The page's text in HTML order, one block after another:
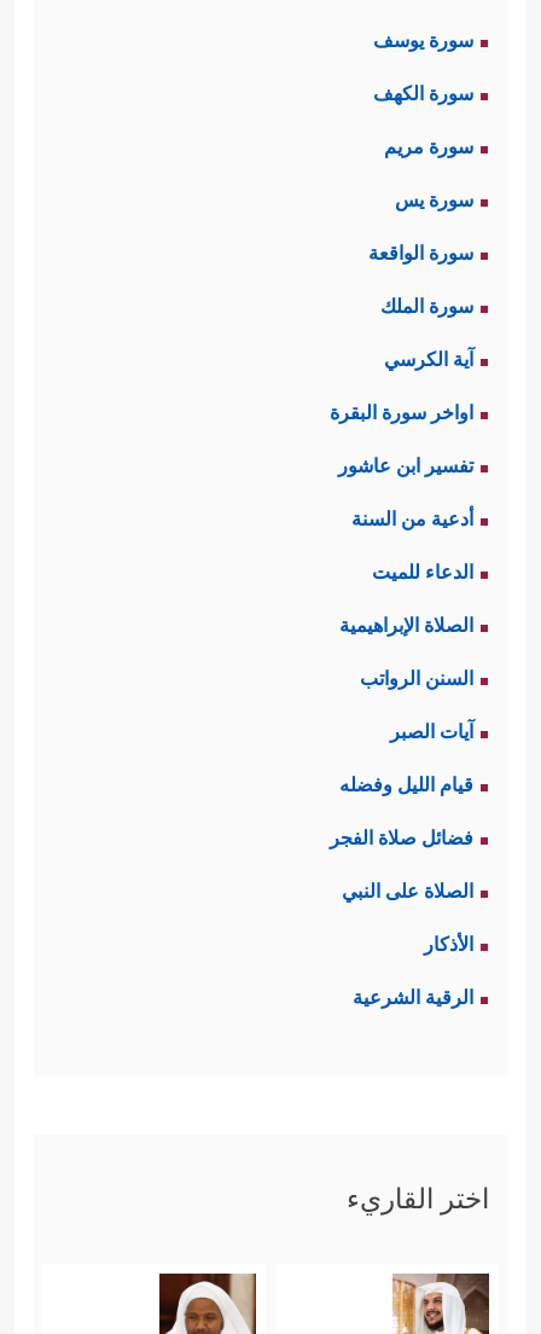
سورة يوسف
سورة الكهف
سورة مريم
سورة يس
سورة الواقعة
سورة الملك
آية الكرسي
اواخر سورة البقرة
تفسير ابن عاشور
أدعية من السنة
الدعاء للميت
الصلاة الإبراهيمية
السنن الرواتب
آيات الصبر
قيام الليل وفضله
فضائل صلاة الفجر
الصلاة على النبي
الأذكار
الرقية الشرعية
اختر القاريء